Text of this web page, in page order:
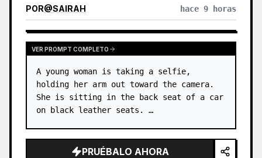
POR@SAIRAH hace 9 horas
VER PROMPT COMPLETO
A young woman is taking a selfie,
holding her arm out toward the camera.
She is sitting in the back seat of a car
on black leather seats. …
PRUÉBALO AHORA